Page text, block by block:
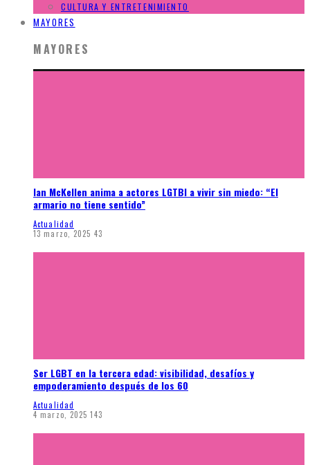
CULTURA Y ENTRETENIMIENTO
MAYORES
MAYORES
Ian McKellen anima a actores LGTBI a vivir sin miedo: “El
armario no tiene sentido”
Actualidad
13 marzo, 2025 43
Ser LGBT en la tercera edad: visibilidad, desafíos y
empoderamiento después de los 60
Actualidad
4 marzo, 2025 143